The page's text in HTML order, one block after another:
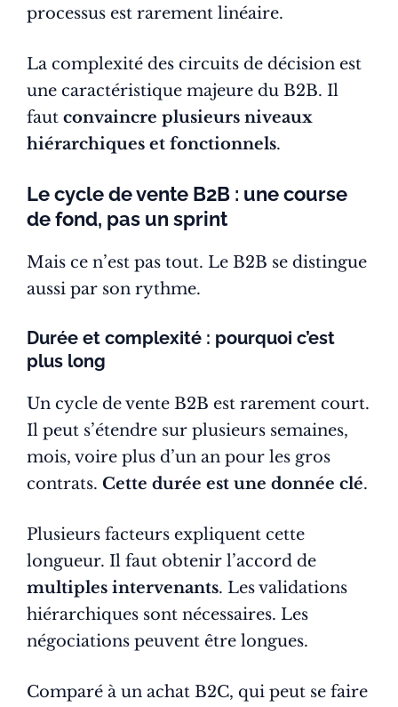
processus est rarement linéaire.
La complexité des circuits de décision est
une caractéristique majeure du B2B. Il
faut convaincre plusieurs niveaux
hiérarchiques et fonctionnels.
Le cycle de vente B2B : une course
de fond, pas un sprint
Mais ce n’est pas tout. Le B2B se distingue
aussi par son rythme.
Durée et complexité : pourquoi c’est
plus long
Un cycle de vente B2B est rarement court.
Il peut s’étendre sur plusieurs semaines,
mois, voire plus d’un an pour les gros
contrats. Cette durée est une donnée clé.
Plusieurs facteurs expliquent cette
longueur. Il faut obtenir l’accord de
multiples intervenants. Les validations
hiérarchiques sont nécessaires. Les
négociations peuvent être longues.
Comparé à un achat B2C, qui peut se faire